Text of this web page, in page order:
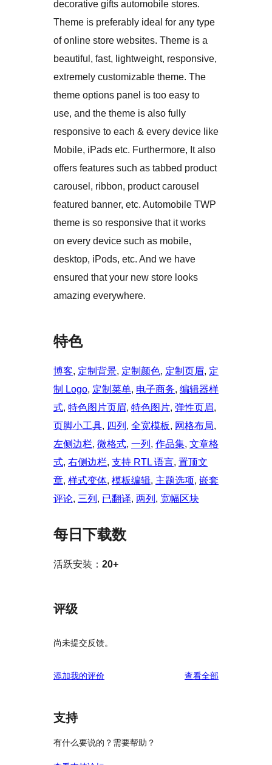
decorative gifts automobile stores.
Theme is preferably ideal for any type
of online store websites. Theme is a
beautiful, fast, lightweight, responsive,
extremely customizable theme. The
theme options panel is too easy to
use, and the theme is also fully
responsive to each & every device like
Mobile, iPads etc. Furthermore, It also
offers features such as tabbed product
carousel, ribbon, product carousel
featured banner, etc. Automobile TWP
theme is so responsive that it works
on every device such as mobile,
desktop, iPods, etc. And we have
ensured that your new store looks
amazing everywhere.
特色
博客, 定制背景, 定制颜色, 定制页眉, 定
制 Logo, 定制菜单, 电子商务, 编辑器样
式, 特色图片页眉, 特色图片, 弹性页眉
页脚小工具, 四列 , 全宽模板, 网格布局
左侧边栏, 微格式, 一列 , 作品集, 文章格
式, 右侧边栏, 支持 RTL 语言, 置顶文
章, 样式变体, 模板编辑, 主题选项, 嵌套
评论, 三列 , 已翻译, 两列 , 宽幅区块
每日下载数
活跃安装： 20+
评级
尚未提交反馈。
添加我的评价 查看全部评
支持
有什么要说的？需要帮助？